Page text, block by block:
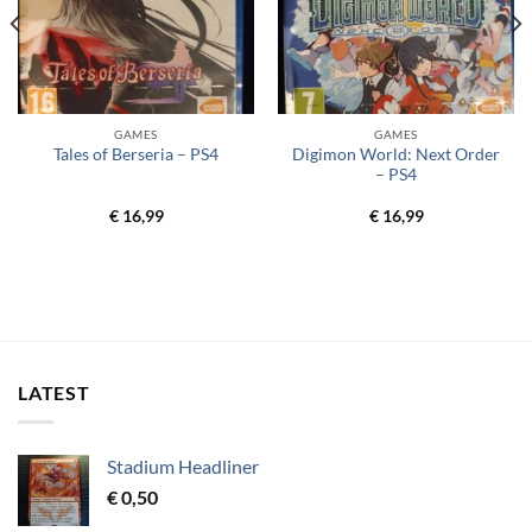
GAMES
Tales of Berseria – PS4
€16,99
GAMES
Digimon World: Next Order
– PS4
€16,99
LATEST
Stadium Headliner
€0,50